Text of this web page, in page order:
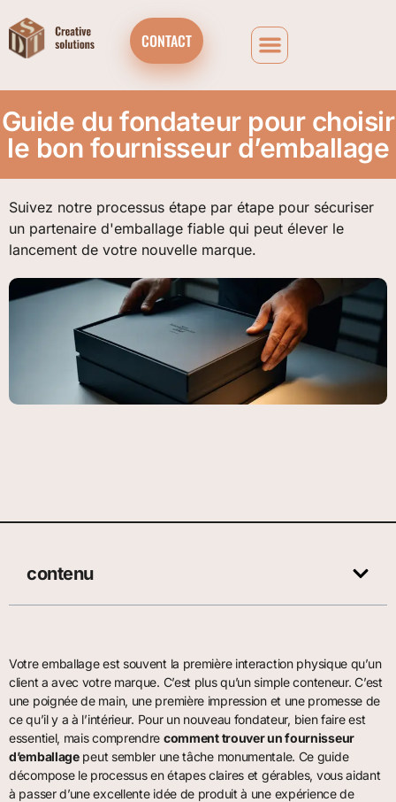
CONTACT
Guide du fondateur pour choisir
le bon fournisseur d’emballage
Suivez notre processus étape par étape pour sécuriser
un partenaire d'emballage fiable qui peut élever le
lancement de votre nouvelle marque.
contenu
Votre emballage est souvent la première interaction physique qu’un
client a avec votre marque. C’est plus qu’un simple conteneur. C’est
une poignée de main, une première impression et une promesse de
ce qu’il y a à l’intérieur. Pour un nouveau fondateur, bien faire est
essentiel, mais comprendre comment trouver un fournisseur
d’emballagepeut sembler une tâche monumentale. Ce guide
décompose le processus en étapes claires et gérables, vous aidant
à passer d’une excellente idée de produit à une expérience de